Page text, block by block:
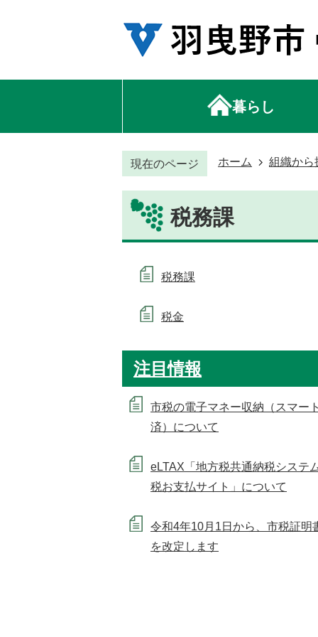
暮らし
現在のページ ホーム 組織から
税務課
税務課
税金
注目情報
市税の電子マネー収納（スマー
済）について
eLTAX「地方税共通納税システ
税お支払サイト」について
令和4年10月1日から、市税証明
を改定します